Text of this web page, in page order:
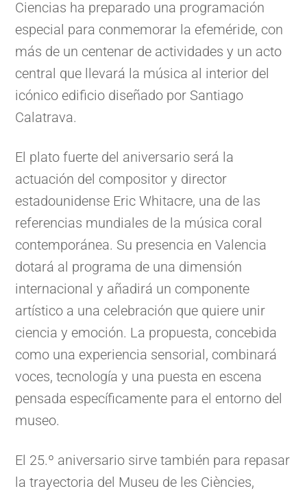
Ciencias ha preparado una programación
especial para conmemorar la efeméride, con
más de un centenar de actividades y un acto
central que llevará la música al interior del
icónico edificio diseñado por Santiago
Calatrava.
El plato fuerte del aniversario será la
actuación del compositor y director
estadounidense Eric Whitacre, una de las
referencias mundiales de la música coral
contemporánea. Su presencia en Valencia
dotará al programa de una dimensión
internacional y añadirá un componente
artístico a una celebración que quiere unir
ciencia y emoción. La propuesta, concebida
como una experiencia sensorial, combinará
voces, tecnología y una puesta en escena
pensada específicamente para el entorno del
museo.
El 25.º aniversario sirve también para repasar
la trayectoria del Museu de les Ciències,